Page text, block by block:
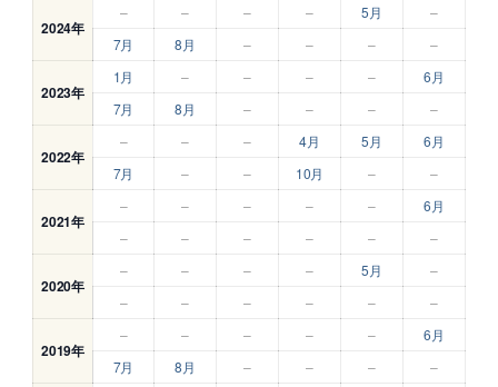
2024年
– – – – 5月
–
7月
8月 – – – –
2023年
1月 – – – –
6月
7月
8月 – – – –
2022年
– – – 4月 5月
6月
7月
– – 10月 – –
2021年
– – – – –
6月
–
– – – – –
2020年
– – – – 5月
–
–
– – – – –
2019年
– – – – –
6月
7月
8月 – – – –